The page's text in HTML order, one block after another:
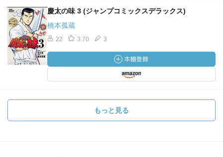
慶太の味 3 (ジャンプコミックスデラックス)
橋本孤蔵
22 3.70 3
もっと見る